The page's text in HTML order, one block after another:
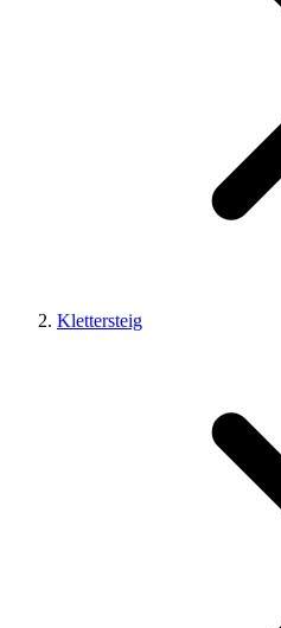
Klettersteig